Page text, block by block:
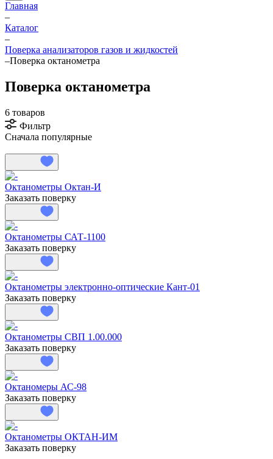
Главная
–
Каталог
–
Поверка анализаторов газов и жидкостей
–Поверка октанометра
Поверка октанометра
6 товаров
Фильтр
Сначала популярные
Октанометры Октан-И
Заказать поверку
Октанометры САТ-1100
Заказать поверку
Октанометры электронно-оптические Кант-01
Заказать поверку
Октанометры СВП 1.00.000
Заказать поверку
Октаномеры АС-98
Заказать поверку
Октанометры ОКТАН-ИМ
Заказать поверку